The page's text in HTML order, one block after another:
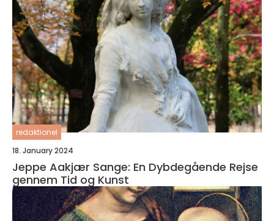
redaktionel
18. January 2024
Jeppe Aakjær Sange: En Dybdegående Rejse
gennem Tid og Kunst